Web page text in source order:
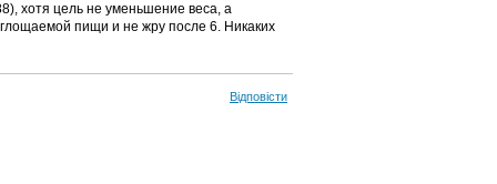
хотя цель не уменьшение веса, а
пищи и не жру после 6. Никаких
Відповісти